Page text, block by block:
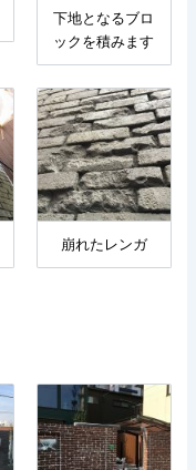
下地となるブロ
ックを積みます
崩れたレンガ